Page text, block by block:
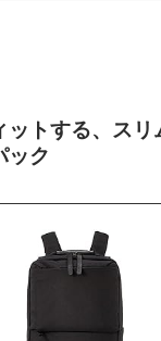
ットする、スリ
ック